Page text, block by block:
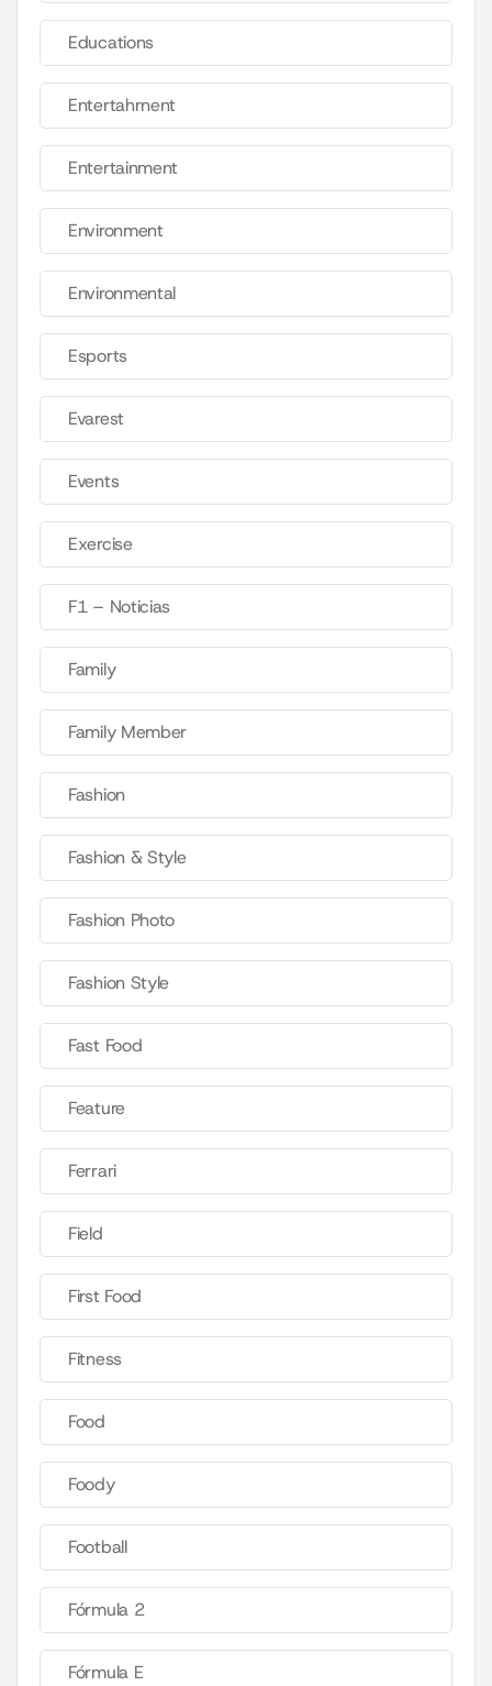
Educations
Entertahrnent
Entertainment
Environment
Environmental
Esports
Evarest
Events
Exercise
F1 – Noticias
Family
Family Member
Fashion
Fashion & Style
Fashion Photo
Fashion Style
Fast Food
Feature
Ferrari
Field
First Food
Fitness
Food
Foody
Football
Fórmula 2
Fórmula E